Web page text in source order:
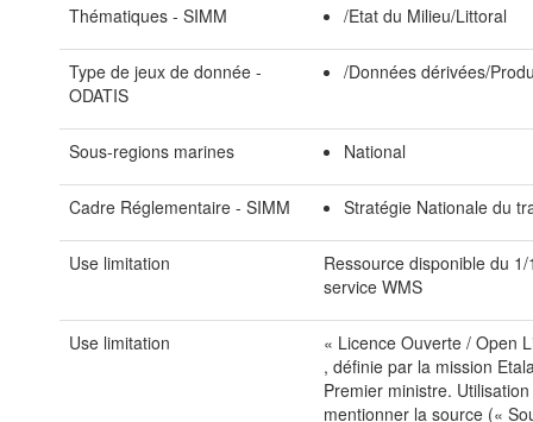
Thématiques - SIMM /Etat du Milieu/Littoral
Type de jeux de donnée -
ODATIS
/Données dérivées/
Sous-regions marines National
Cadre Réglementaire - SIMM Stratégie Nationale du
Use limitation
Ressource disponible du
service WMS
Use limitation
« Licence Ouverte / Open
, définie par la mission
Premier ministre.
mentionner la source («